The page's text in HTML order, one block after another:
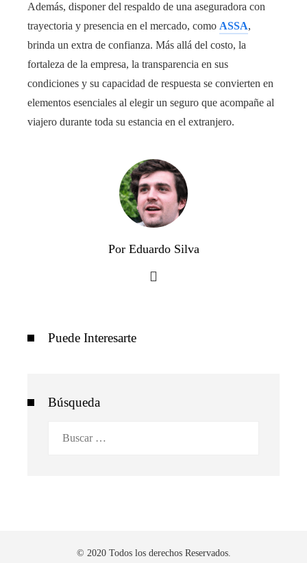
Además, disponer del respaldo de una aseguradora con
trayectoria y presencia en el mercado, como ASSA,
brinda un extra de confianza. Más allá del costo, la
fortaleza de la empresa, la transparencia en sus
condiciones y su capacidad de respuesta se convierten en
elementos esenciales al elegir un seguro que acompañe al
viajero durante toda su estancia en el extranjero.
Por Eduardo Silva
Puede Interesarte
Búsqueda
© 2020 Todos los derechos Reservados.